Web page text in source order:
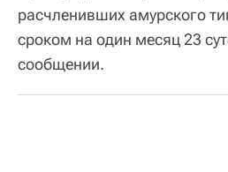
расчленивших амурского
сроком на один месяц 23
сообщении.